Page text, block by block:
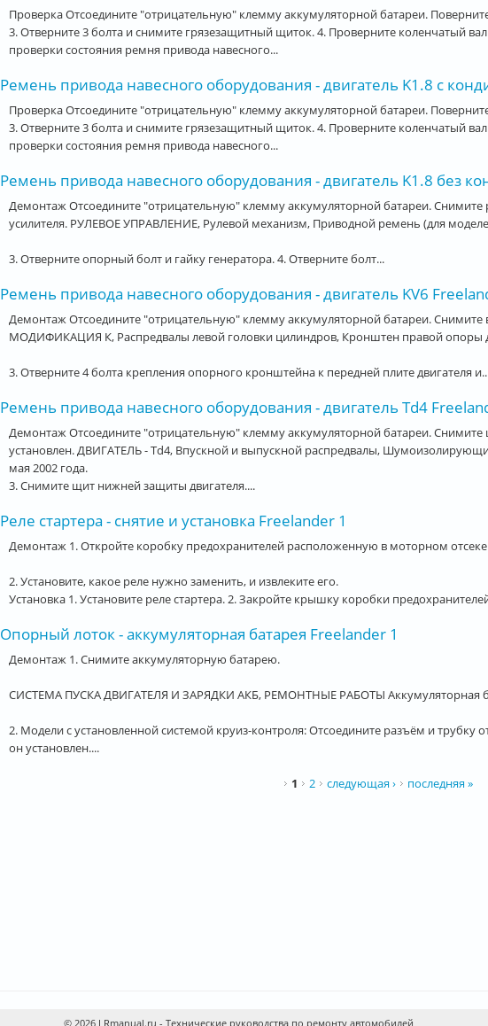
Проверка Отсоедините "отрицательную" клемму аккумуляторной батареи.
3. Отверните 3 болта и снимите грязезащитный щиток. 4. Проверните коленчатый
проверки состояния ремня привода навесного...
Ремень привода навесного оборудования - двигатель K1.8 с
Проверка Отсоедините "отрицательную" клемму аккумуляторной батареи.
3. Отверните 3 болта и снимите грязезащитный щиток. 4. Проверните коленчатый
проверки состояния ремня привода навесного...
Ремень привода навесного оборудования - двигатель K1.8 без
Демонтаж Отсоедините "отрицательную" клемму аккумуляторной батареи. Снимите
усилителя. РУЛЕВОЕ УПРАВЛЕНИЕ, Рулевой механизм, Приводной ремень (для
3. Отверните опорный болт и гайку генератора. 4. Отверните болт...
Ремень привода навесного оборудования - двигатель KV6
Демонтаж Отсоедините "отрицательную" клемму аккумуляторной батареи.
МОДИФИКАЦИЯ К, Распредвалы левой головки цилиндров, Кронштен правой опоры
3. Отверните 4 болта крепления опорного кронштейна к передней плите двигателя
Ремень привода навесного оборудования - двигатель Td4
Демонтаж Отсоедините "отрицательную" клемму аккумуляторной батареи.
установлен. ДВИГАТЕЛЬ - Td4, Впускной и выпускной распредвалы,
мая 2002 года.
3. Снимите щит нижней защиты двигателя....
Реле стартера - снятие и установка Freelander 1
Демонтаж 1. Откройте коробку предохранителей расположенную в моторном
2. Установите, какое реле нужно заменить, и извлеките его.
Установка 1. Установите реле стартера. 2. Закройте крышку коробки
Опорный лоток - аккумуляторная батарея Freelander 1
Демонтаж 1. Снимите аккумуляторную батарею.
СИСТЕМА ПУСКА ДВИГАТЕЛЯ И ЗАРЯДКИ АКБ, РЕМОНТНЫЕ РАБОТЫ Аккумуляторная
2. Модели с установленной системой круиз-контроля: Отсоедините разъём и трубку
он установлен....
1 2 следующая › последняя »
© 2026 LRmanual.ru - Технические руководства по ремонту автомобилей